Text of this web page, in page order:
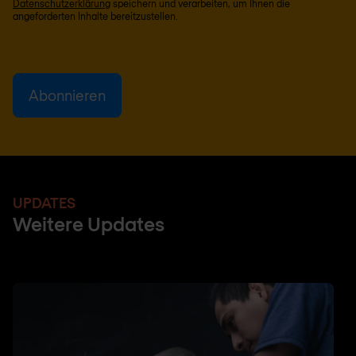
Datenschutzerklärung speichern und verarbeiten, um Ihnen die
angeforderten Inhalte bereitzustellen.
UPDATES
Weitere Updates